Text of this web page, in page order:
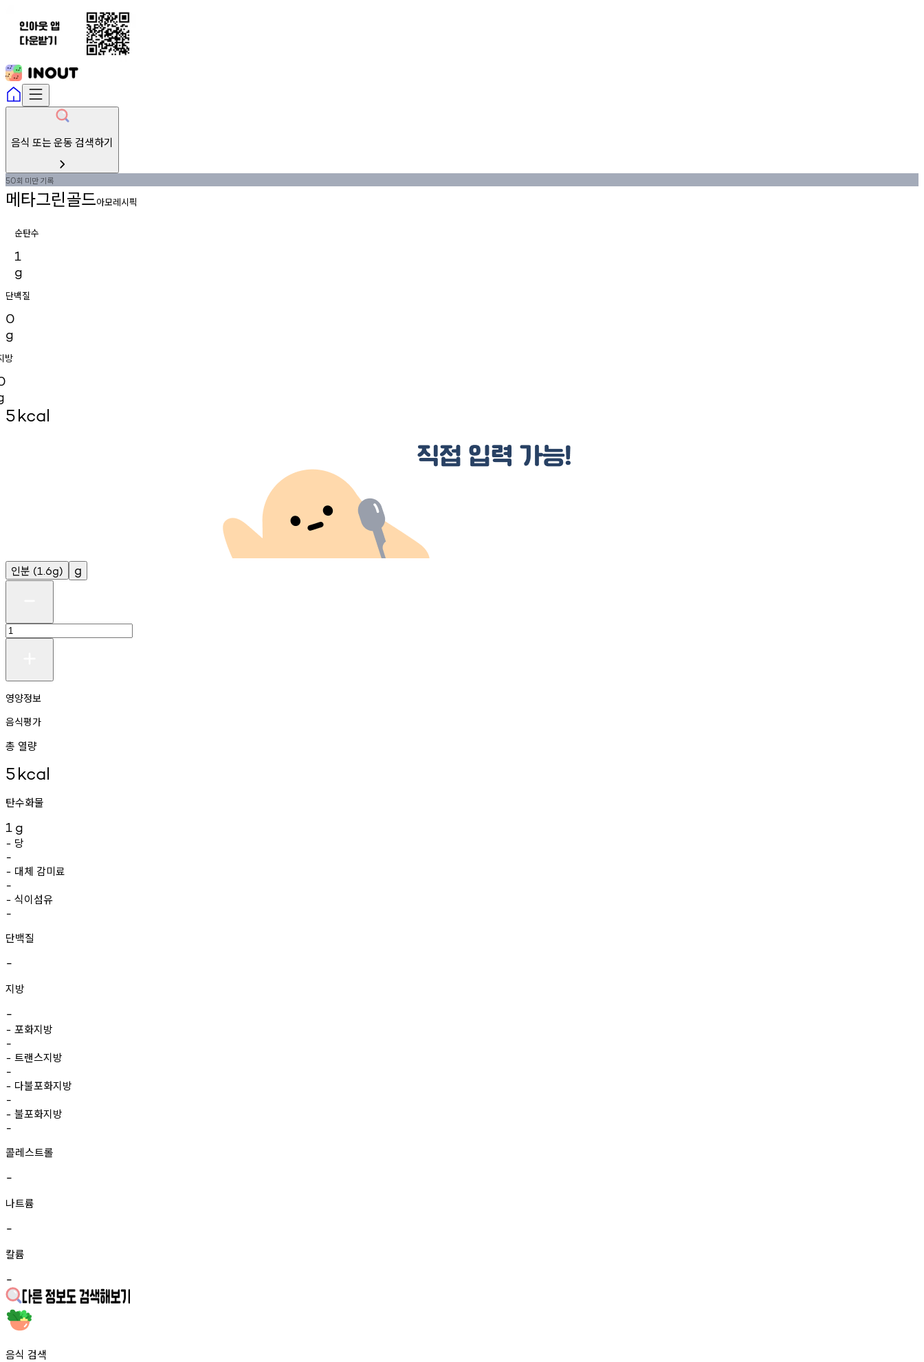
음식 또는 운동 검색하기
50회 미만기록
메타그린골드아모레시픽
순탄수
1
g
단백질
0
g
방
5kcal
인분 (1.6g) g
영양정보
음식평가
총 열량
5kcal
탄수화물
1 g
- 당
-
- 대체 감미료
-
- 식이섬유
-
단백질
-
지방
-
- 포화지방
-
- 트랜스지방
-
- 다불포화지방
-
- 불포화지방
-
콜레스트롤
-
나트륨
-
칼륨
-
음식 검색